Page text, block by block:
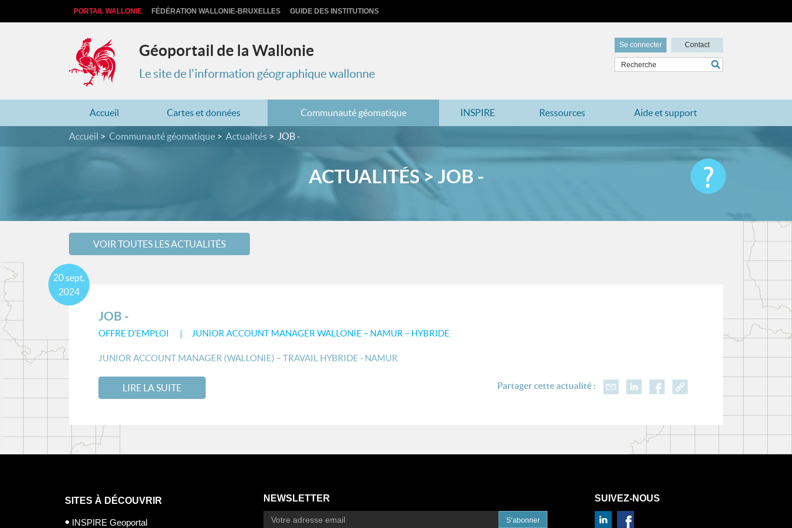
PORTAIL WALLONIE FÉDÉRATION WALLONIE-BRUXELLES GUIDE DES INSTITUTIONS
Géoportail de la Wallonie
Le site de l'information géographique wallonne
Se connecter Contact
Accueil Cartes et données Communauté géomatique INSPIRE Ressources Aide et support
Accueil Communauté géomatique Actualités JOB -
ACTUALITÉS > JOB -
VOIR TOUTES LES ACTUALITÉS
JOB -
OFFRE D'EMPLOI JUNIOR ACCOUNT MANAGER WALLONIE – NAMUR – HYBRIDE
20sept.
2024
JUNIOR ACCOUNT MANAGER (WALLONIE) – TRAVAIL HYBRIDE - NAMUR
LIRE LA SUITE Partager cette actualité :
SITES À DÉCOUVRIR
INSPIRE Geoportal
NEWSLETTER
S’abonner
SUIVEZ-NOUS